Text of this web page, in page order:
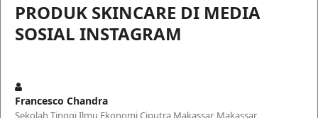
PRODUK SKINCARE DI MEDIA
SOSIAL INSTAGRAM
Francesco Chandra
Sekolah Tinggi Ilmu Ekonomi Ciputra Makassar, Makassar